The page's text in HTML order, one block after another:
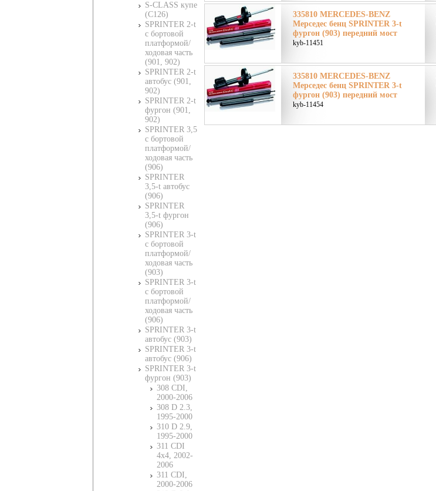
S-CLASS купе
(C126)
SPRINTER 2-t
c бортовой
платформой/
ходовая часть
(901, 902)
SPRINTER 2-t
автобус (901,
902)
SPRINTER 2-t
фургон (901,
902)
SPRINTER 3,5
c бортовой
платформой/
ходовая часть
(906)
SPRINTER
3,5-t автобус
(906)
SPRINTER
3,5-t фургон
(906)
SPRINTER 3-t
c бортовой
платформой/
ходовая часть
(903)
SPRINTER 3-t
c бортовой
платформой/
ходовая часть
(906)
SPRINTER 3-t
автобус (903)
SPRINTER 3-t
автобус (906)
SPRINTER 3-t
фургон (903)
308 CDI,
2000-2006
308 D 2.3,
1995-2000
310 D 2.9,
1995-2000
311 CDI
4x4, 2002-
2006
311 CDI,
2000-2006
335810 MERCEDES-BENZ
Мерседес бенц SPRINTER 3-t
фургон (903) передний мост
kyb-11451
335810 MERCEDES-BENZ
Мерседес бенц SPRINTER 3-t
фургон (903) передний мост
kyb-11454